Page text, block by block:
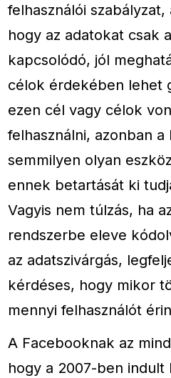
felhasználói
hogy az adatokat csak
kapcsolódó, jól
célok érdekében lehet
ezen cél vagy célok
felhasználni, azonban
semmilyen olyan
ennek betartását ki
Vagyis nem túlzás, ha
rendszerbe eleve
az adatszivárgás,
kérdéses, hogy mikor
mennyi felhasználót
A Facebooknak az
hogy a 2007-ben indult